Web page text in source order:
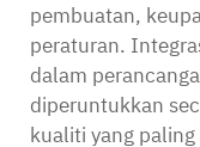
pembuatan,
peraturan.
dalam
diperuntukkan
kualiti yang